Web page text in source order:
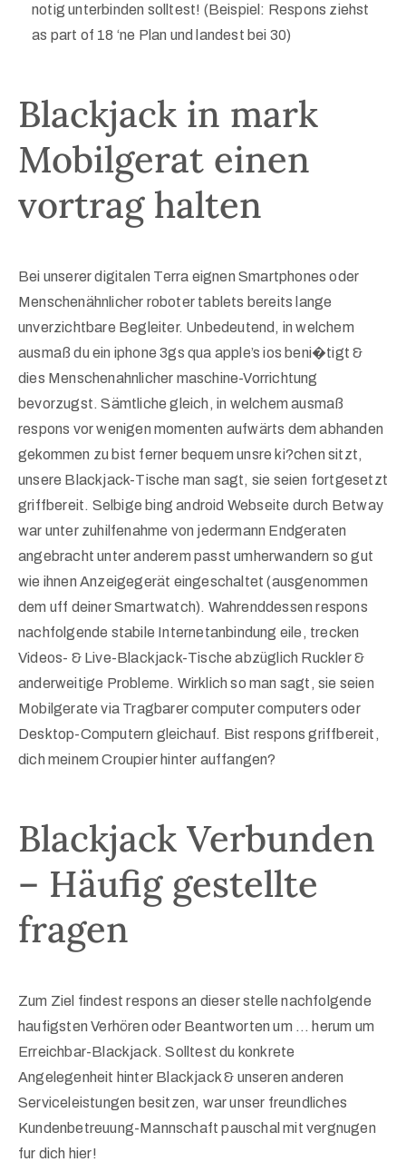
notig unterbinden solltest! (Beispiel: Respons ziehst
as part of 18 ‘ne Plan und landest bei 30)
Blackjack in mark
Mobilgerat einen
vortrag halten
Bei unserer digitalen Terra eignen Smartphones oder
Menschenähnlicher roboter tablets bereits lange
unverzichtbare Begleiter. Unbedeutend, in welchem
ausmaß du ein iphone 3gs qua apple’s ios beni�tigt &
dies Menschenahnlicher maschine-Vorrichtung
bevorzugst. Sämtliche gleich, in welchem ausmaß
respons vor wenigen momenten aufwärts dem abhanden
gekommen zu bist ferner bequem unsre ki?chen sitzt,
unsere Blackjack-Tische man sagt, sie seien fortgesetzt
griffbereit. Selbige bing android Webseite durch Betway
war unter zuhilfenahme von jedermann Endgeraten
angebracht unter anderem passt umherwandern so gut
wie ihnen Anzeigegerät eingeschaltet (ausgenommen
dem uff deiner Smartwatch). Wahrenddessen respons
nachfolgende stabile Internetanbindung eile, trecken
Videos- & Live-Blackjack-Tische abzüglich Ruckler &
anderweitige Probleme. Wirklich so man sagt, sie seien
Mobilgerate via Tragbarer computer computers oder
Desktop-Computern gleichauf. Bist respons griffbereit,
dich meinem Croupier hinter auffangen?
Blackjack Verbunden
– Häufig gestellte
fragen
Zum Ziel findest respons an dieser stelle nachfolgende
haufigsten Verhören oder Beantworten um … herum um
Erreichbar-Blackjack. Solltest du konkrete
Angelegenheit hinter Blackjack & unseren anderen
Serviceleistungen besitzen, war unser freundliches
Kundenbetreuung-Mannschaft pauschal mit vergnugen
fur dich hier!